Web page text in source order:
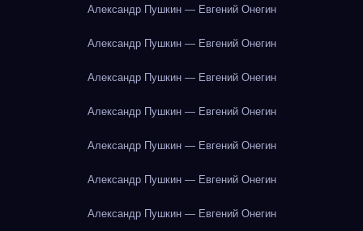
Александр Пушкин — Евгений Онегин
Александр Пушкин — Евгений Онегин
Александр Пушкин — Евгений Онегин
Александр Пушкин — Евгений Онегин
Александр Пушкин — Евгений Онегин
Александр Пушкин — Евгений Онегин
Александр Пушкин — Евгений Онегин